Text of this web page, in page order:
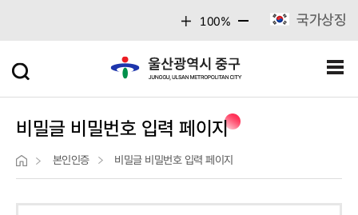
100% 국가상징
비밀글 비밀번호 입력 페이지
본인인증 비밀글 비밀번호 입력 페이지